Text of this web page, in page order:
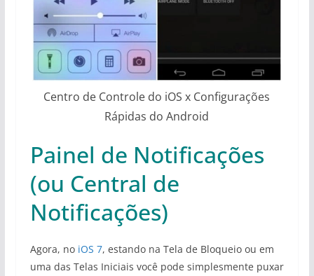
Centro de Controle do iOS x Configurações
Rápidas do Android
Painel de Notificações
(ou Central de
Notificações)
Agora, no iOS 7, estando na Tela de Bloqueio ou em
uma das Telas Iniciais você pode simplesmente puxar